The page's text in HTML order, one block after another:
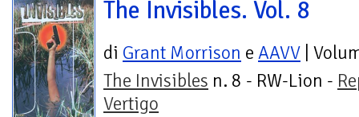
The Invisibles. Vol. 8
di Grant Morrison e AAVV |
The Invisibles n. 8 - RW-Lion -
Vertigo